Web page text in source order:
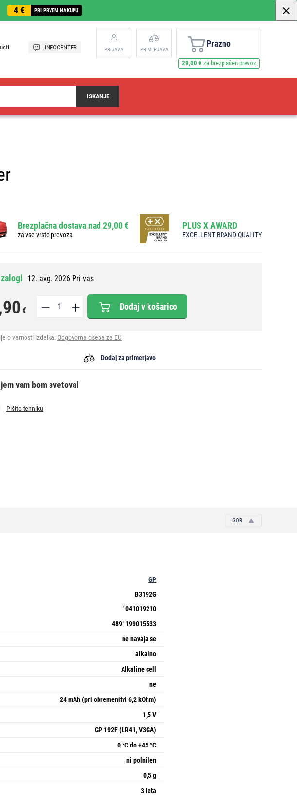
4 € PRI PRVEM NAKUPU
INFOCENTER PRIJAVA PRIMERJAVA
Prazno
29,00 € za brezplačen prevoz
ISKANJE
Brezplačna dostava nad 29,00 €
za vse vrste prevoza
PLUS X AWARD
EXCELLENT BRAND QUALITY
zalogi 12. avg. 2026 Pri vas
€ Dodaj v košarico
o varnosti izdelka: Odgovorna oseba za EU
Dodaj za primerjavo
vam bom svetoval
Pišite tehniku
GOR
GP
B3192G
1041019210
4891199015533
ne navaja se
alkalno
Alkaline cell
ne
24 mAh (pri obremenitvi 6,2 kOhm)
1,5 V
GP 192F (LR41, V3GA)
0 °C do +45 °C
ni polnilen
0,5 g
3 leta